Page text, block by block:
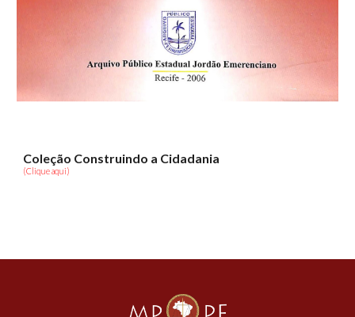
Coleção Construindo a Cidadania
(Clique aqui)